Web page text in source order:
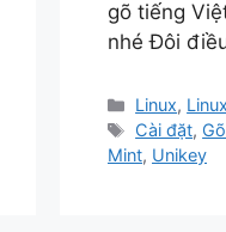
gõ tiếng
nhé Đôi
Categories
Linux,
Tags
Cài đặt,
Mint, Unikey